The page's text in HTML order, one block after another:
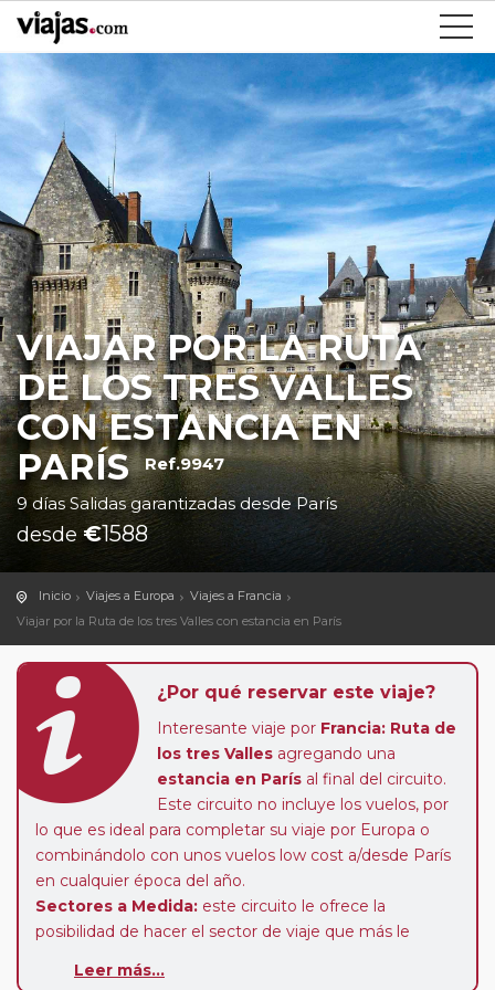
VIAJAR POR LA RUTA
DE LOS TRES VALLES
CON ESTANCIA EN
PARÍS Ref.9947
9 días Salidas garantizadas desde París
desde €1588
Inicio Viajes a Europa
Viajes a Francia
Viajar por la Ruta de los tres Valles con estancia en París
¿Por qué reservar este viaje?
Interesante viaje por Francia: Ruta de
los tres Valles agregando una
estancia en París al final del circuito.
Este circuito no incluye los vuelos, por
lo que es ideal para completar su viaje por Europa o
combinándolo con unos vuelos low cost a/desde París
en cualquier época del año.
Sectores a Medida: este circuito le ofrece la
posibilidad de hacer el sector de viaje que más le
Podemos calcularle el precio del sector que elija, así
Leer más...